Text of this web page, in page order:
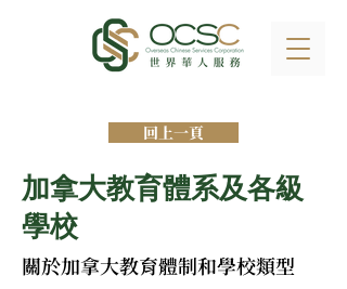
回上一頁
加拿大教育體系及各級
學校
關於加拿大教育體制和學校類型